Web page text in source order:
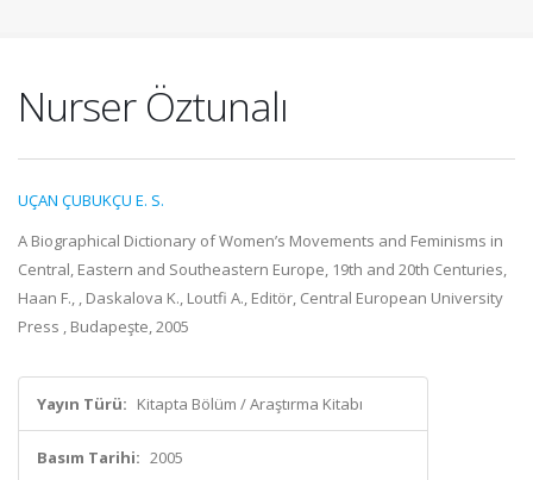
Nurser Öztunalı
UÇAN ÇUBUKÇU E. S.
A Biographical Dictionary of Women’s Movements and Feminisms in
Central, Eastern and Southeastern Europe, 19th and 20th Centuries,
Haan F., , Daskalova K., Loutfi A., Editör, Central European University
Press , Budapeşte, 2005
Yayın Türü: Kitapta Bölüm / Araştırma Kitabı
Basım Tarihi: 2005